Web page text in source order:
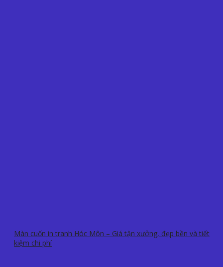
Màn cuốn in tranh Hóc Môn – Giá tận xưởng, đẹp bền và tiết
kiệm chi phí